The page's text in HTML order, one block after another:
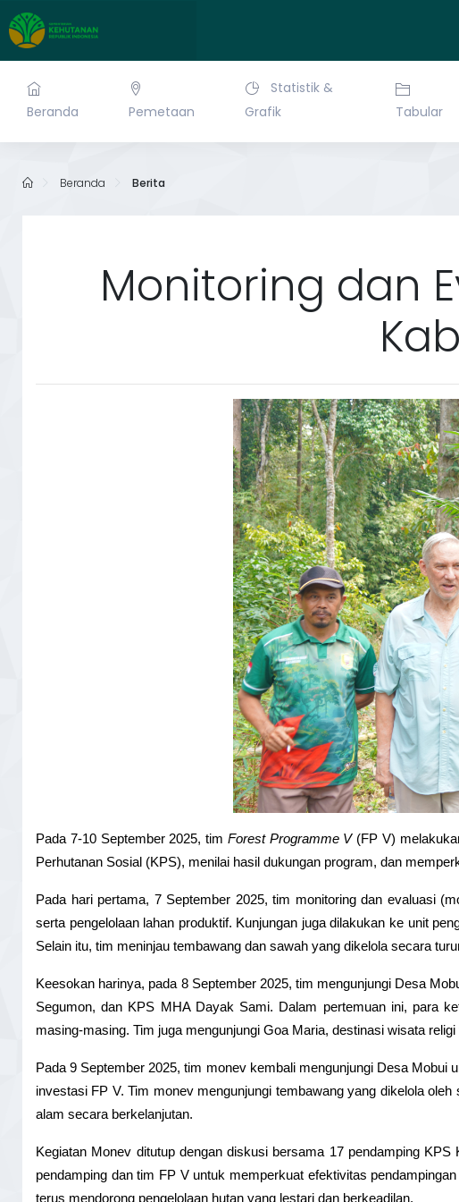
Beranda Pemetaan
Statistik &
Grafik
Tabular
Beranda Berita
Monitoring dan
Pada 7-10 September 2025, tim Forest Programme V (FP V)
Perhutanan Sosial (KPS), menilai hasil dukungan program, dan
Pada hari pertama, 7 September 2025, tim monitoring dan evaluasi
serta pengelolaan lahan produktif. Kunjungan juga dilakukan ke unit
Selain itu, tim meninjau tembawang dan sawah yang dikelola secara
Keesokan harinya, pada 8 September 2025, tim mengunjungi Desa
Segumon, dan KPS MHA Dayak Sami. Dalam pertemuan ini, para
masing-masing. Tim juga mengunjungi Goa Maria, destinasi wisata
Pada 9 September 2025, tim monev kembali mengunjungi Desa
investasi FP V. Tim monev mengunjungi tembawang yang dikelola
alam secara berkelanjutan.
Kegiatan Monev ditutup dengan diskusi bersama 17 pendamping
pendamping dan tim FP V untuk memperkuat efektivitas
terus mendorong pengelolaan hutan yang lestari dan berkeadilan.